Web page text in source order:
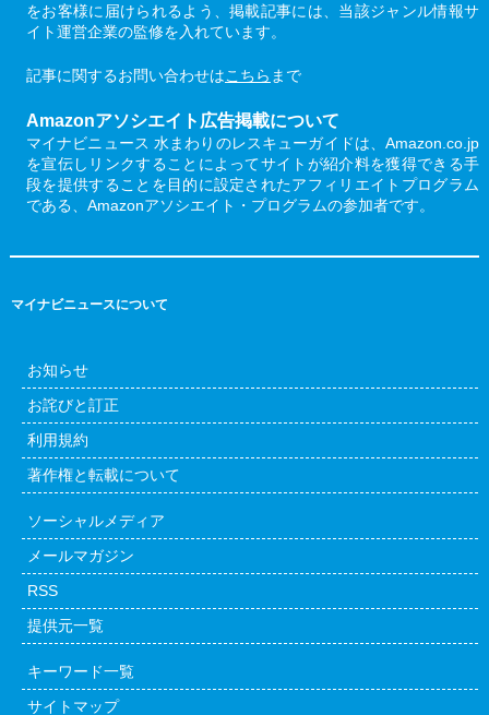
をお客様に届けられるよう、掲載記事には、当該ジャンル情報サ
イト運営企業の監修を入れています。
記事に関するお問い合わせはこちら まで
Amazonアソシエイト広告掲載について
マイナビニュース 水まわりのレスキューガイドは、Amazon.co.jp
を宣伝しリンクすることによってサイトが紹介料を獲得できる手
段を提供することを目的に設定されたアフィリエイトプログラム
である、Amazonアソシエイト・プログラムの参加者です。
マイナビニュースについて
お知らせ
お詫びと訂正
利用規約
著作権と転載について
ソーシャルメディア
メールマガジン
RSS
提供元一覧
キーワード一覧
サイトマップ